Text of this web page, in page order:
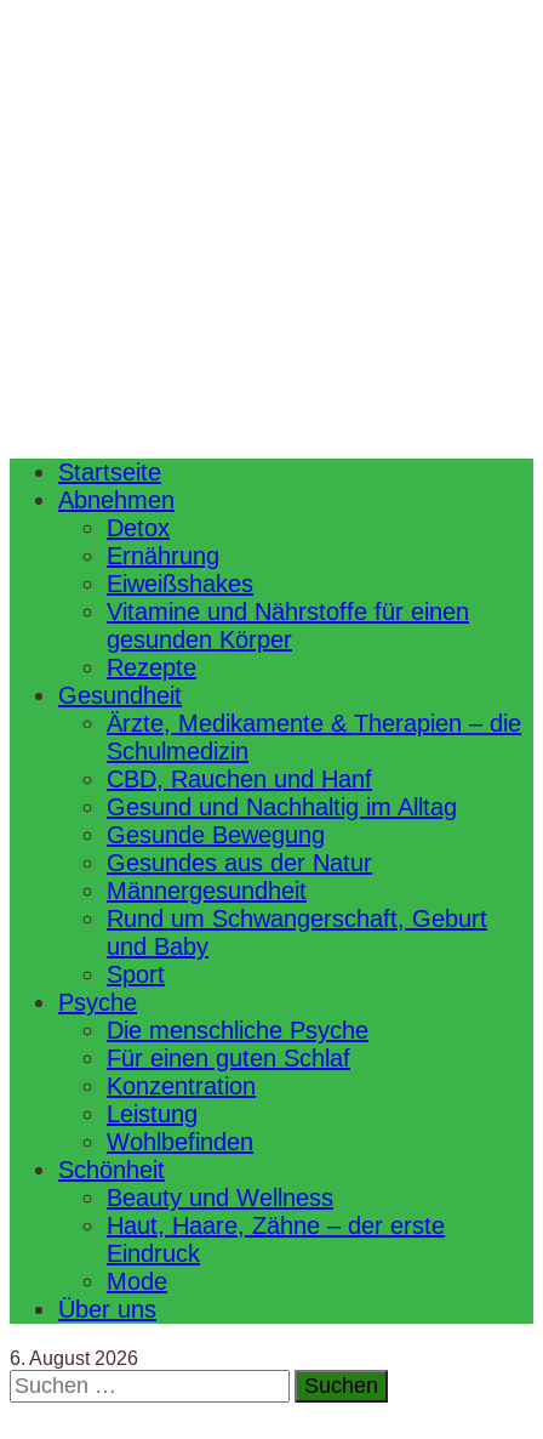
Startseite
Abnehmen
Detox
Ernährung
Eiweißshakes
Vitamine und Nährstoffe für einen
gesunden Körper
Rezepte
Gesundheit
Ärzte, Medikamente & Therapien – die
Schulmedizin
CBD, Rauchen und Hanf
Gesund und Nachhaltig im Alltag
Gesunde Bewegung
Gesundes aus der Natur
Männergesundheit
Rund um Schwangerschaft, Geburt
und Baby
Sport
Psyche
Die menschliche Psyche
Für einen guten Schlaf
Konzentration
Leistung
Wohlbefinden
Schönheit
Beauty und Wellness
Haut, Haare, Zähne – der erste
Eindruck
Mode
Über uns
6. August 2026
Suchen
nach: